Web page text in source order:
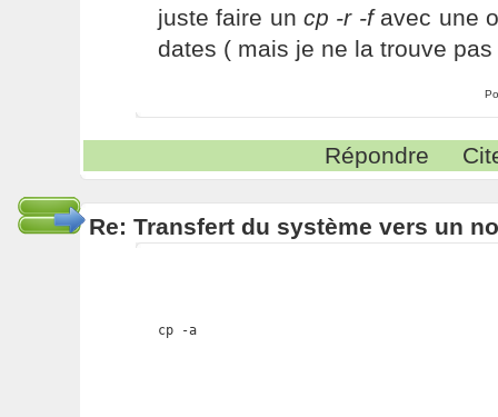
juste faire un cp -r -favec une
dates ( mais je ne la trouve pas
Répondre
Re: Transfert du système vers un
cp -a